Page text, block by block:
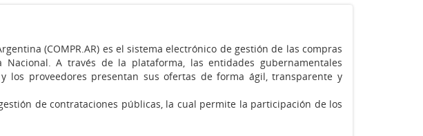
(COMPR.AR) es el sistema electrónico de gestión de las compras
A través de la plataforma, las entidades gubernamentales
los proveedores presentan sus ofertas de forma ágil, transparente y
de contrataciones públicas, la cual permite la participación de los